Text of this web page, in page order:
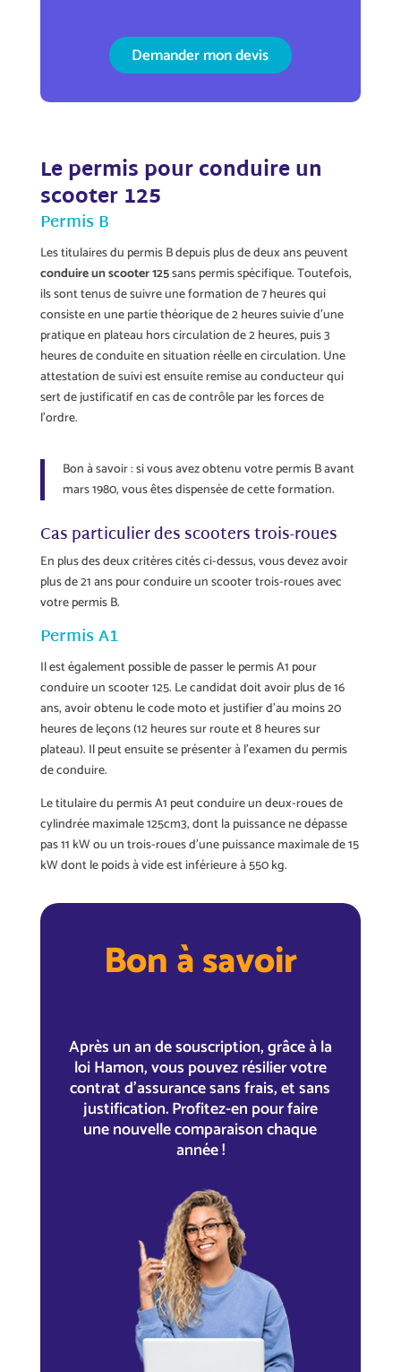
Demander mon devis
Le permis pour conduire un
scooter 125
Permis B
Les titulaires du permis B depuis plus de deux ans peuvent
conduire un scooter 125sans permis spécifique. Toutefois,
ils sont tenus de suivre une formation de 7 heures qui
consiste en une partie théorique de 2 heures suivie d’une
pratique en plateau hors circulation de 2 heures, puis 3
heures de conduite en situation réelle en circulation. Une
attestation de suivi est ensuite remise au conducteur qui
sert de justificatif en cas de contrôle par les forces de
l’ordre.
Bon à savoir : si vous avez obtenu votre permis B avant
mars 1980, vous êtes dispensée de cette formation.
Cas particulier des scooters trois-roues
En plus des deux critères cités ci-dessus, vous devez avoir
plus de 21 ans pour conduire un scooter trois-roues avec
votre permis B.
Permis A1
Il est également possible de passer le permis A1 pour
conduire un scooter 125. Le candidat doit avoir plus de 16
ans, avoir obtenu le code moto et justifier d’au moins 20
heures de leçons (12 heures sur route et 8 heures sur
plateau). Il peut ensuite se présenter à l’examen du permis
de conduire.
Le titulaire du permis A1 peut conduire un deux-roues de
cylindrée maximale 125cm3, dont la puissance ne dépasse
pas 11 kW ou un trois-roues d’une puissance maximale de 15
kW dont le poids à vide est inférieure à 550 kg.
Bon à savoir
Après un an de souscription, grâce à la
loi Hamon, vous pouvez résilier votre
contrat d’assurance sans frais, et sans
justification. Profitez-en pour faire
une nouvelle comparaison chaque
année !